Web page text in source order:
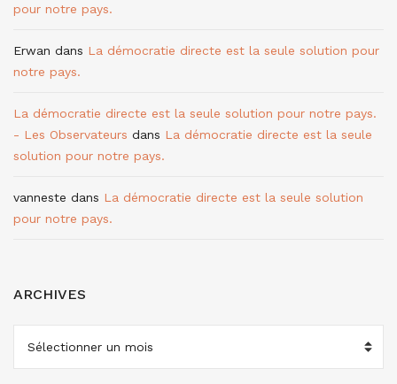
pour notre pays.
Erwan dans La démocratie directe est la seule solution pour
notre pays.
La démocratie directe est la seule solution pour notre pays.
- Les Observateurs dans La démocratie directe est la seule
solution pour notre pays.
vanneste dans La démocratie directe est la seule solution
pour notre pays.
ARCHIVES
ARCHIVES